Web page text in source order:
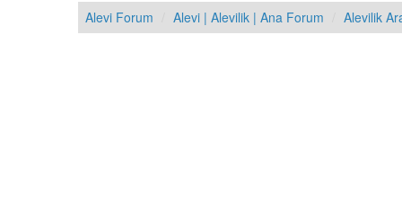
Alevi Forum Alevi | Alevilik | Ana Forum Alevilik